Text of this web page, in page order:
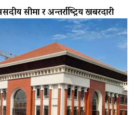
सीमा र अन्तर्राष्ट्रिय खबरदारी